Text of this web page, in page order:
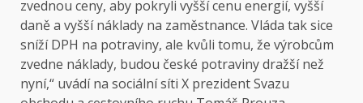
zvednou ceny, aby pokryli vyšší cenu energií, vyšší
daně a vyšší náklady na zaměstnance. Vláda tak sice
sníží DPH na potraviny, ale kvůli tomu, že výrobcům
zvedne náklady, budou české potraviny dražší než
nyní,“ uvádína sociální síti X prezident Svazu